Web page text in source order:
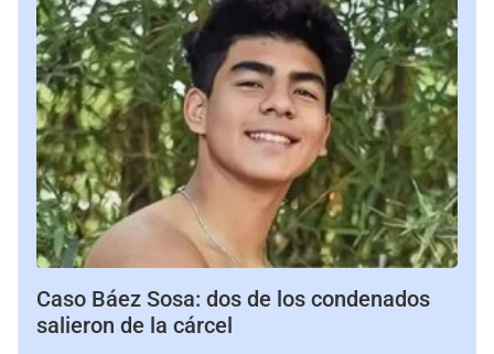
Caso Báez Sosa: dos de los condenados
salieron de la cárcel